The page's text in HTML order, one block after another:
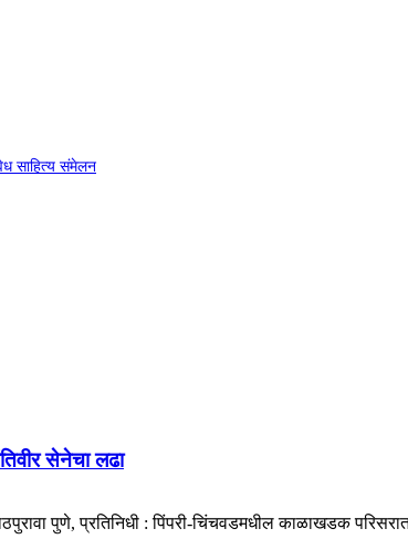
साहित्य संमेलन
सेनेचा लढा
पुणे, प्रतिनिधी : पिंपरी-चिंचवडमधील काळाखडक